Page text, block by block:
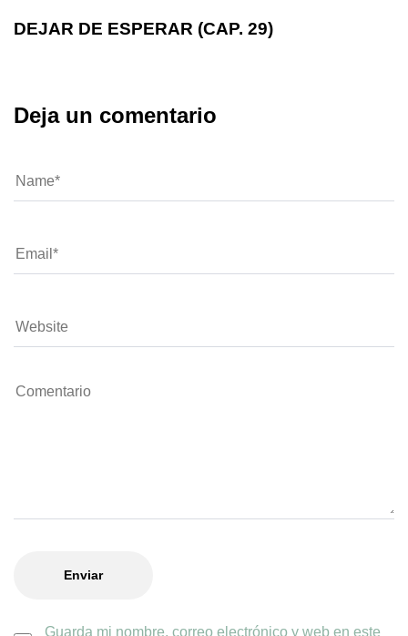
DEJAR DE ESPERAR (CAP. 29)
Deja un comentario
Guarda mi nombre, correo electrónico y web en este